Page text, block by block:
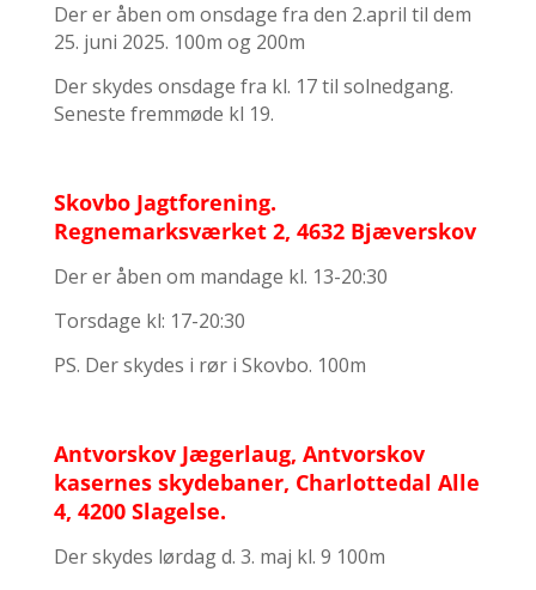
Der er åben om onsdage fra den 2.april til dem
25. juni 2025. 100m og 200m
Der skydes onsdage fra kl. 17 til solnedgang.
Seneste fremmøde kl 19.
Skovbo Jagtforening.
Regnemarksværket 2, 4632 Bjæverskov
Der er åben om mandage kl. 13-20:30
Torsdage kl: 17-20:30
PS. Der skydes i rør i Skovbo. 100m
Antvorskov Jægerlaug, Antvorskov
kasernes skydebaner, Charlottedal Alle
4, 4200 Slagelse.
Der skydes lørdag d. 3. maj kl. 9 100m